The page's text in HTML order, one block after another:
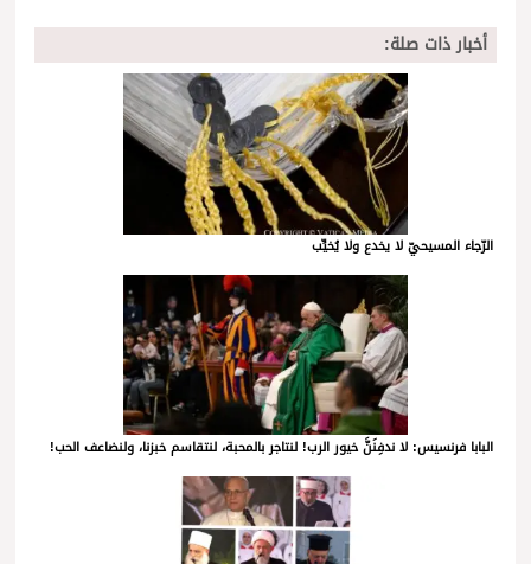
أخبار ذات صلة:
الرّجاء المسيحيّ لا يخدع ولا يُخيِّب
البابا فرنسيس: لا ندفِنَنَّ خيور الرب! لنتاجر بالمحبة، لنتقاسم خبزنا، ولنضاعف الحب!